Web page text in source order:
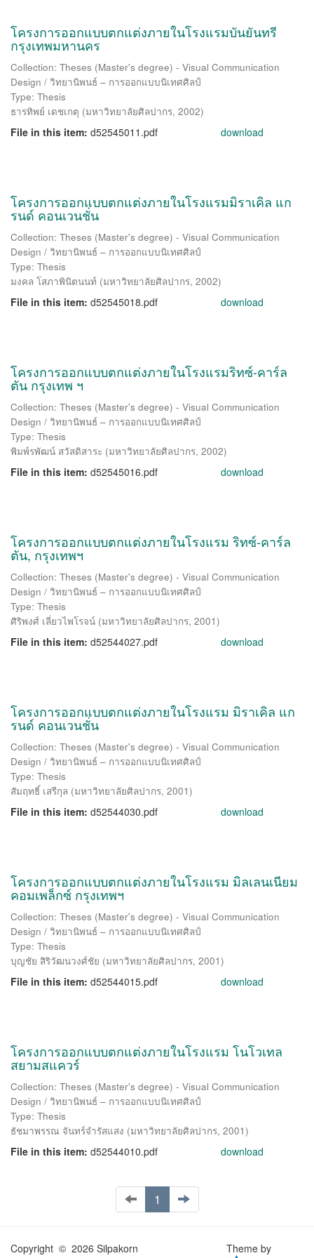
โครงการออกแบบตกแต่งภายในโรงแรมบันยันทรี
กรุงเทพมหานคร
Collection: Theses (Master's degree) - Visual Communication
Design / วิทยานิพนธ์ – การออกแบบนิเทศศิลป์
Type: Thesis
ธารทิพย์ เดชเกตุ (มหาวิทยาลัยศิลปากร, 2002)
File in this item: d52545011.pdf download
โครงการออกแบบตกแต่งภายในโรงแรมมิราเคิล แก
รนด์ คอนเวนชั่น
Collection: Theses (Master's degree) - Visual Communication
Design / วิทยานิพนธ์ – การออกแบบนิเทศศิลป์
Type: Thesis
มงคล โสภาพินิตนนท์ (มหาวิทยาลัยศิลปากร, 2002)
File in this item: d52545018.pdf download
โครงการออกแบบตกแต่งภายในโรงแรมริทซ์-คาร์ล
ตัน กรุงเทพ ฯ
Collection: Theses (Master's degree) - Visual Communication
Design / วิทยานิพนธ์ – การออกแบบนิเทศศิลป์
Type: Thesis
พิมพ์รพัฒน์ สวัสดิสาระ (มหาวิทยาลัยศิลปากร, 2002)
File in this item: d52545016.pdf download
โครงการออกแบบตกแต่งภายในโรงแรม ริทซ์-คาร์ล
ตัน, กรุงเทพฯ
Collection: Theses (Master's degree) - Visual Communication
Design / วิทยานิพนธ์ – การออกแบบนิเทศศิลป์
Type: Thesis
ศิริพงศ์ เลี่ยวไพโรจน์ (มหาวิทยาลัยศิลปากร, 2001)
File in this item: d52544027.pdf download
โครงการออกแบบตกแต่งภายในโรงแรม มิราเคิล แก
รนด์ คอนเวนชั่น
Collection: Theses (Master's degree) - Visual Communication
Design / วิทยานิพนธ์ – การออกแบบนิเทศศิลป์
Type: Thesis
สัมฤทธิ์ เสรีกุล (มหาวิทยาลัยศิลปากร, 2001)
File in this item: d52544030.pdf download
โครงการออกแบบตกแต่งภายในโรงแรม มิลเลนเนียม
คอมเพล็กซ์ กรุงเทพฯ
Collection: Theses (Master's degree) - Visual Communication
Design / วิทยานิพนธ์ – การออกแบบนิเทศศิลป์
Type: Thesis
บุญชัย สิริวัฒนวงศ์ชัย (มหาวิทยาลัยศิลปากร, 2001)
File in this item: d52544015.pdf download
โครงการออกแบบตกแต่งภายในโรงแรม โนโวเทล
สยามสแควร์
Collection: Theses (Master's degree) - Visual Communication
Design / วิทยานิพนธ์ – การออกแบบนิเทศศิลป์
Type: Thesis
ธัชมาพรรณ จันทร์จำรัสแสง (มหาวิทยาลัยศิลปากร, 2001)
File in this item: d52544010.pdf download
1
Copyright © 2026 Silpakorn
Theme by